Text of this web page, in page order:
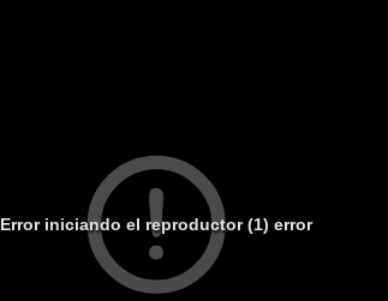
Error iniciando el reproductor (1) error